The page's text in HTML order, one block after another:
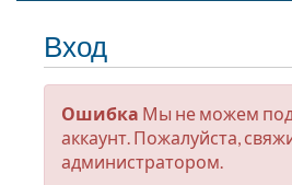
Вход
Ошибка Мы не можем
аккаунт. Пожалуйста,
администратором.